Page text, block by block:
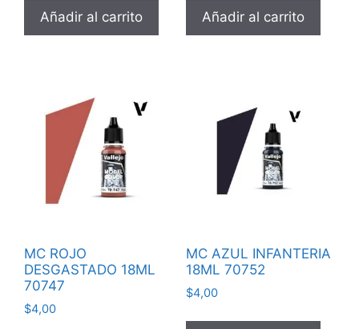
Añadir al carrito Añadir al carrito
MC ROJO
DESGASTADO 18ML
70747
$4,00
MC AZUL INFANTERIA
18ML 70752
$4,00